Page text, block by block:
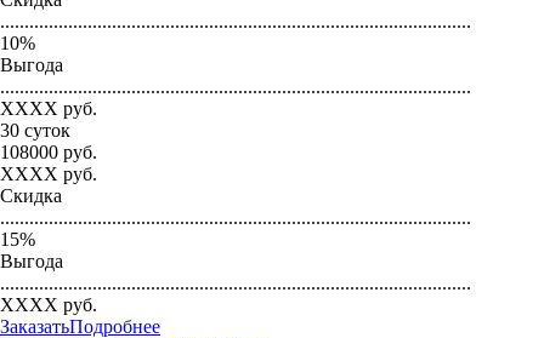
.................................................................................................
10%
Выгода
.................................................................................................
XXXX руб.
30 суток
108000 руб.
XXXX руб.
Скидка
.................................................................................................
15%
Выгода
.................................................................................................
XXXX руб.
ЗаказатьПодробнее